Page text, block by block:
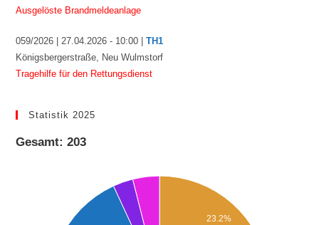
Ausgelöste Brandmeldeanlage
059/2026 | 27.04.2026 - 10:00 |TH1
Königsbergerstraße, Neu Wulmstorf
Tragehilfe für den Rettungsdienst
Statistik 2025
Gesamt: 203
23.2%